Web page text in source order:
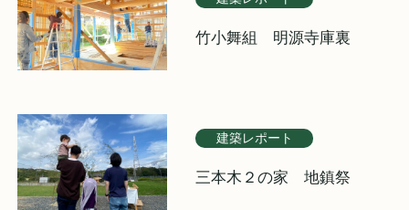
竹小舞組 明源寺庫裏
建築レポート
三本木２の家 地鎮祭